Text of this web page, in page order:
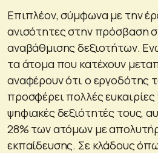
Επιπλέον, σύμφωνα με την
ανισότητες στην πρόσβαση
αναβάθμισης δεξιοτήτων.
τα άτομα που κατέχουν
αναφέρουν ότι ο εργοδότης
προσφέρει πολλές ευκαιρίες
ψηφιακές δεξιότητές τους,
28% των ατόμων με
εκπαίδευσης. Σε κλάδους